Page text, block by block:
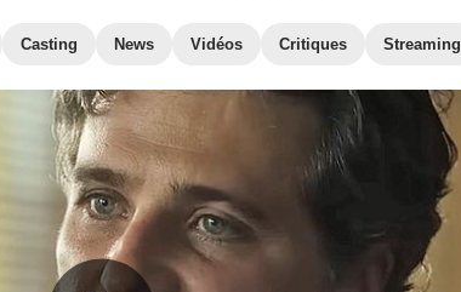
Casting News Vidéos Critiques Streaming